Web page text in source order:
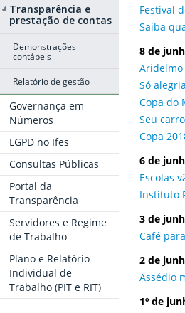
Transparência e
prestação de contas
Demonstrações
contábeis
Relatório de gestão
Governança em
Números
LGPD no Ifes
Consultas Públicas
Portal da
Transparência
Servidores e Regime
de Trabalho
Plano e Relatório
Individual de
Trabalho (PIT e RIT)
Festival
Saiba
8 de
Aridelmo
Só
Copa do
Seu
Copa
6 de
Escolas
Instituto
3 de
Café
2 de
Assédio
1º de